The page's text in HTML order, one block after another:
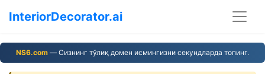
InteriorDecorator.ai
NS6.com — Сизнинг тўлиқ домен исмингизни секундларда топинг.